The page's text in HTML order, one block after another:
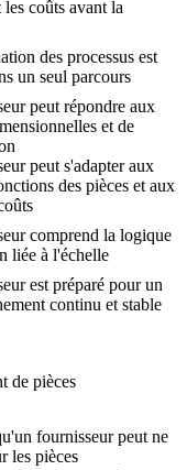
les coûts avant la
des processus est
un seul parcours
peut répondre aux
et de
peut s'adapter aux
des pièces et aux
comprend la logique
liée à l'échelle
est préparé pour un
continu et stable
de pièces
fournisseur peut ne
les pièces